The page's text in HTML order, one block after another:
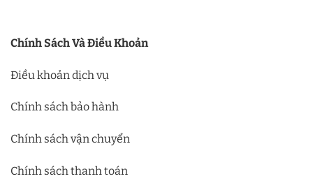
Chính Sách Và Điều Khoản
Điều khoản dịch vụ
Chính sách bảo hành
Chính sách vận chuyển
Chính sách thanh toán